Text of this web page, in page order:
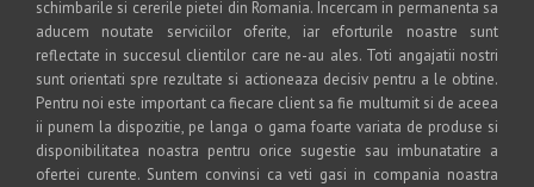
schimbarile si cererile pietei din Romania. Incercam in permanenta sa
aducem noutate serviciilor oferite, iar eforturile noastre sunt
reflectate in succesul clientilor care ne-au ales. Toti angajatii nostri
sunt orientati spre rezultate si actioneaza decisiv pentru a le obtine.
Pentru noi este important ca fiecare client sa fie multumit si de aceea
ii punem la dispozitie, pe langa o gama foarte variata de produse si
disponibilitatea noastra pentru orice sugestie sau imbunatatire a
ofertei curente. Suntem convinsi ca veti gasi in compania noastra